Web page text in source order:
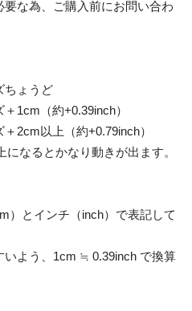
な為、ご購入前にお問い合わ
ょうど
（約+0.39inch）
以上（約+0.79inch）
なるとかなり動きが出ます。
）とインチ（inch）で表記して
よう、1cm ≒ 0.39inch で換算